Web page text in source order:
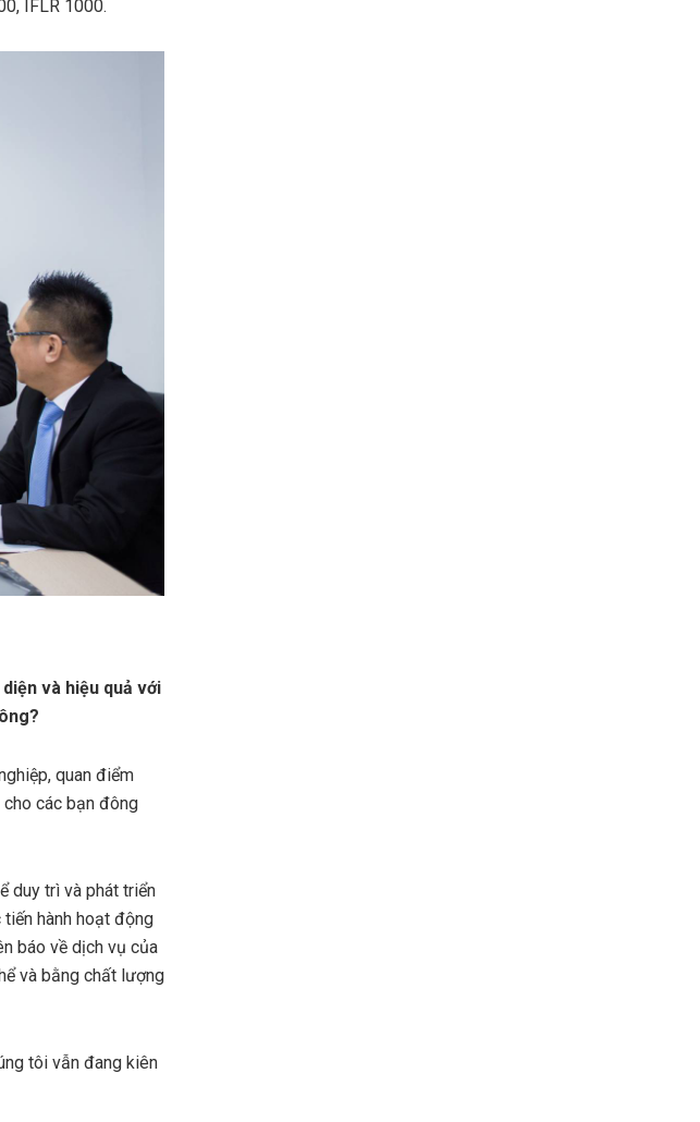
IFLR 1000.
và hiệu quả với
quan điểm
các bạn đông
duy trì và phát triển
hành hoạt động
báo về dịch vụ của
và bằng chất lượng
tôi vẫn đang kiên